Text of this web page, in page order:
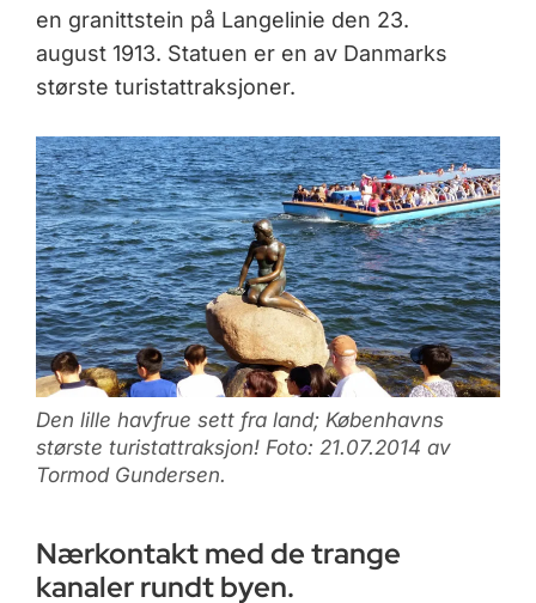
en granittstein på Langelinie den 23.
august 1913. Statuen er en av Danmarks
største turistattraksjoner.
Den lille havfrue sett fra land; Københavns
største turistattraksjon! Foto: 21.07.2014 av
Tormod Gundersen.
Nærkontakt med de trange
kanaler rundt byen.